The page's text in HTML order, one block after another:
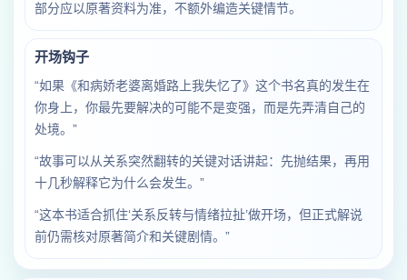
部分应以原著资料为准，不额外编造关键情节。
开场钩子
“如果《和病娇老婆离婚路上我失忆了》这个书名真的发生在
你身上，你最先要解决的可能不是变强，而是先弄清自己的
处境。”
“故事可以从关系突然翻转的关键对话讲起：先抛结果，再用
十几秒解释它为什么会发生。”
“这本书适合抓住‘关系反转与情绪拉扯’做开场，但正式解说
前仍需核对原著简介和关键剧情。”